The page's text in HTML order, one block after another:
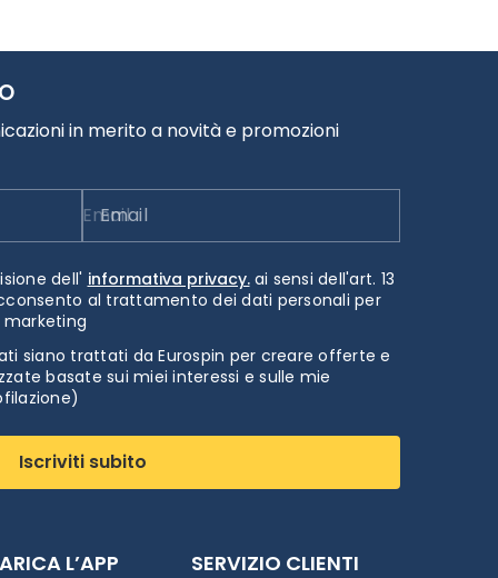
in merito a novità e promozioni
Email
dell' informativa privacy.ai sensi dell'art. 13
al trattamento dei dati personali per
siano trattati da Eurospin per creare offerte e
basate sui miei interessi e sulle mie
Iscriviti subito
L’APP SERVIZIO CLIENTI